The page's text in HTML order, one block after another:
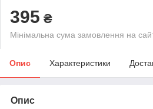
395 ₴
Мінімальна сума замовлення на
Опис Характеристики
Опис